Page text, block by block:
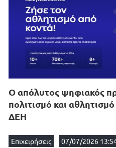
Ο απόλυτος ψηφιακός
πολιτισμό και
ΔΕΗ
Επιχειρήσεις 07/07/2026